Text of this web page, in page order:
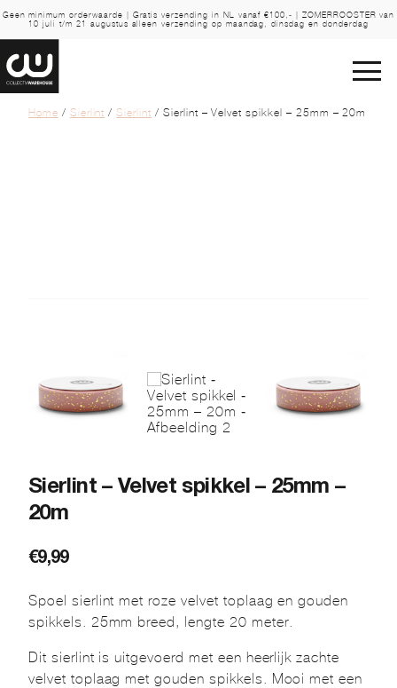
Geen minimum orderwaarde | Gratis verzending in NL vanaf €100,- | ZOMERROOSTER van
10 juli t/m 21 augustus alleen verzending op maandag, dinsdag en donderdag
Home / Sierlint /Sierlint / Sierlint – Velvet spikkel – 25mm – 20m
Sierlint – Velvet spikkel – 25mm –
20m
€9,99
Spoel sierlint met roze velvet toplaag en gouden
spikkels. 25mm breed, lengte 20 meter.
Dit sierlint is uitgevoerd met een heerlijk zachte
velvet toplaag met gouden spikkels. Mooi met een